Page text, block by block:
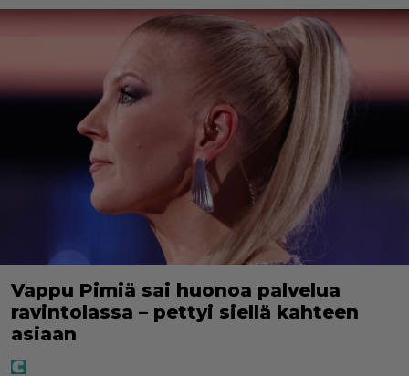
Vappu Pimiä sai huonoa palvelua
ravintolassa – pettyi siellä kahteen
asiaan